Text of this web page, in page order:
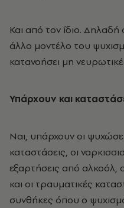
Και από τον ίδιο.
άλλο μοντέλο του
κατανοήσει μη
Υπάρχουν και
Ναι, υπάρχουν οι
καταστάσεις, οι
εξαρτήσεις από αλκοόλ,
και οι τραυματικές
συνθήκες όπου ο